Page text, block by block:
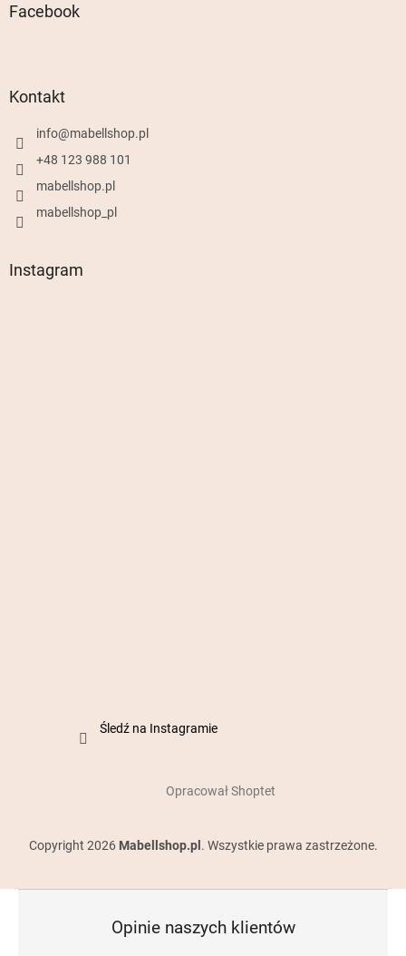
Facebook
Kontakt
info@mabellshop.pl
+48 123 988 101
mabellshop.pl
mabellshop_pl
Instagram
Śledź na Instagramie
Opracował Shoptet
Copyright 2026 Mabellshop.pl . Wszystkie prawa zastrzeżone.
Opinie naszych klientów